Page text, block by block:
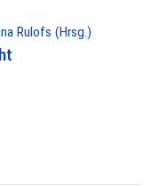
Rulofs (Hrsg.)